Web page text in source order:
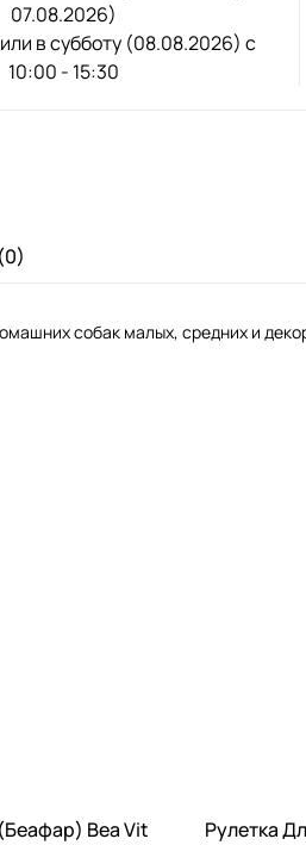
07.08.2026)
в субботу (08.08.2026) с
10:00 - 15:30
собак малых, средних и
Bea Vit
Рулетка